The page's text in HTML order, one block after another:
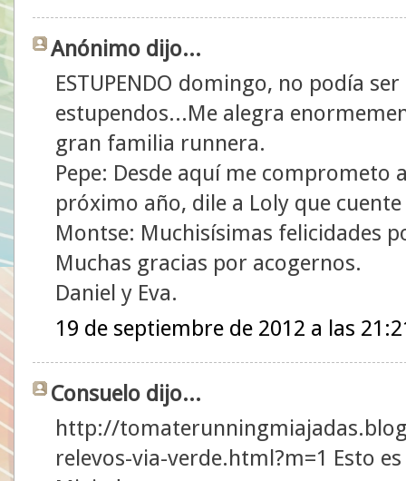
Anónimo dijo...
ESTUPENDO domingo, no podía
estupendos...Me alegra
gran familia runnera.
Pepe: Desde aquí me comprometo
próximo año, dile a Loly que
Montse: Muchisísimas felicidades
Muchas gracias por acogernos.
Daniel y Eva.
19 de septiembre de 2012 a las
Consuelo dijo...
http://
relevos-via-verde.html?m=1 Esto